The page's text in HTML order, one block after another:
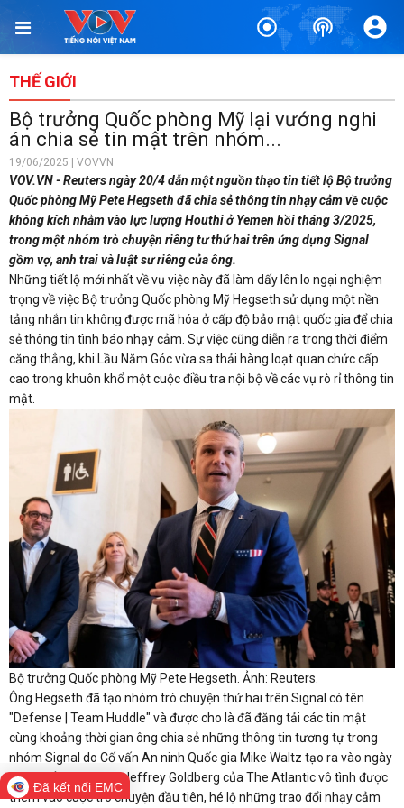
THẾ GIỚI
Bộ trưởng Quốc phòng Mỹ lại vướng nghi
án chia sẻ tin mật trên nhóm...
19/06/2025 | VOVVN
VOV.VN - Reuters ngày 20/4 dẫn một nguồn thạo tin tiết lộ Bộ trưởng
Quốc phòng Mỹ Pete Hegseth đã chia sẻ thông tin nhạy cảm về cuộc
không kích nhằm vào lực lượng Houthi ở Yemen hồi tháng 3/2025,
trong một nhóm trò chuyện riêng tư thứ hai trên ứng dụng Signal
gồm vợ, anh trai và luật sư riêng của ông.
Những tiết lộ mới nhất về vụ việc này đã làm dấy lên lo ngại nghiệm
trọng về việc Bộ trưởng Quốc phòng Mỹ Hegseth sử dụng một nền
tảng nhắn tin không được mã hóa ở cấp độ bảo mật quốc gia để chia
sẻ thông tin tình báo nhạy cảm. Sự việc cũng diễn ra trong thời điểm
căng thẳng, khi Lầu Năm Góc vừa sa thải hàng loạt quan chức cấp
cao trong khuôn khổ một cuộc điều tra nội bộ về các vụ rò rỉ thông tin
mật.
Bộ trưởng Quốc phòng Mỹ Pete Hegseth. Ảnh: Reuters.
Ông Hegseth đã tạo nhóm trò chuyện thứ hai trên Signal có tên
"Defense | Team Huddle" và được cho là đã đăng tải các tin mật
cùng khoảng thời gian ông chia sẻ những thông tin tương tự trong
nhóm Signal do Cố vấn An ninh Quốc gia Mike Waltz tạo ra vào ngày
15/3. Tổng biên tập Jeffrey Goldberg của The Atlantic vô tình được
thêm vào cuộc trò chuyện đầu tiên, hé lộ những trao đổi nhạy cảm
Đã kết nối EMC